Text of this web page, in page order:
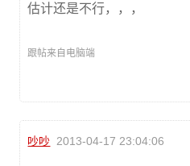
估计还是不行，，，
跟帖来自电脑端
吵吵 2013-04-17 23:04:06